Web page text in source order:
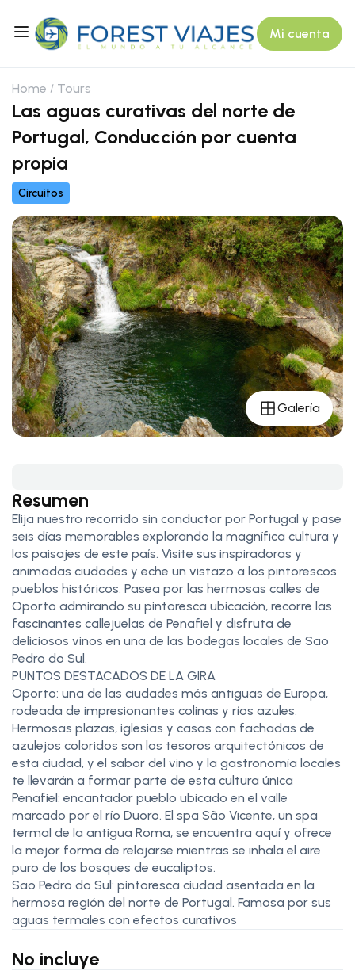
Mi cuenta
Home Tours
Las aguas curativas del norte de
Portugal, Conducción por cuenta
propia
Circuitos
Galería
Resumen
Elija nuestro recorrido sin conductor por Portugal y pase
seis días memorables explorando la magnífica cultura y
los paisajes de este país. Visite sus inspiradoras y
animadas ciudades y eche un vistazo a los pintorescos
pueblos históricos. Pasea por las hermosas calles de
Oporto admirando su pintoresca ubicación, recorre las
fascinantes callejuelas de Penafiel y disfruta de
deliciosos vinos en una de las bodegas locales de Sao
Pedro do Sul.
PUNTOS DESTACADOS DE LA GIRA
Oporto: una de las ciudades más antiguas de Europa,
rodeada de impresionantes colinas y ríos azules.
Hermosas plazas, iglesias y casas con fachadas de
azulejos coloridos son los tesoros arquitectónicos de
esta ciudad, y el sabor del vino y la gastronomía locales
te llevarán a formar parte de esta cultura única
Penafiel: encantador pueblo ubicado en el valle
marcado por el río Duoro. El spa São Vicente, un spa
termal de la antigua Roma, se encuentra aquí y ofrece
la mejor forma de relajarse mientras se inhala el aire
puro de los bosques de eucaliptos.
Sao Pedro do Sul: pintoresca ciudad asentada en la
hermosa región del norte de Portugal. Famosa por sus
aguas termales con efectos curativos
No incluye